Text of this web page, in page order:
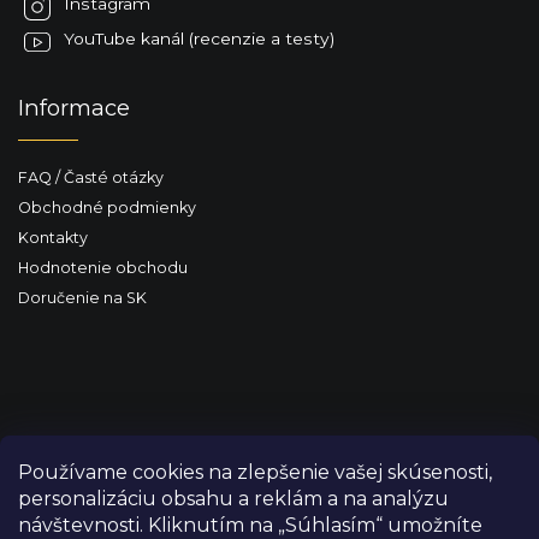
Používame cookies na zlepšenie vašej skúsenosti,
personalizáciu obsahu a reklám a na analýzu
návštevnosti. Kliknutím na „Súhlasím“ umožníte
YouTube kanál (recenzie a testy)
Informace
FAQ / Časté otázky
Obchodné podmienky
Kontakty
Hodnotenie obchodu
Doručenie na SK